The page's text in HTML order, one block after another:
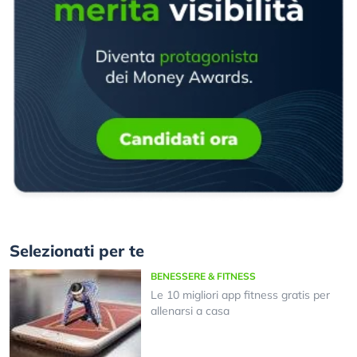
Selezionati per te
BENESSERE & FITNESS
Le 10 migliori app fitness gratis per
allenarsi a casa